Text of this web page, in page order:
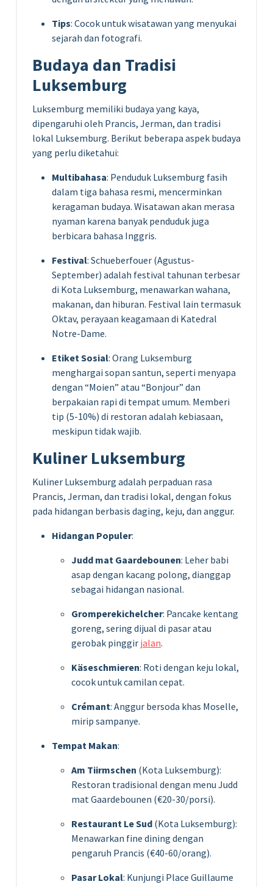
Tips: Cocok untuk wisatawan yang menyukai
sejarah dan fotografi.
Budaya dan Tradisi
Luksemburg
Luksemburg memiliki budaya yang kaya,
dipengaruhi oleh Prancis, Jerman, dan tradisi
lokal Luksemburg. Berikut beberapa aspek budaya
yang perlu diketahui:
Multibahasa: Penduduk Luksemburg fasih
dalam tiga bahasa resmi, mencerminkan
keragaman budaya. Wisatawan akan merasa
nyaman karena banyak penduduk juga
berbicara bahasa Inggris.
Festival: Schueberfouer (Agustus-
September) adalah festival tahunan terbesar
di Kota Luksemburg, menawarkan wahana,
makanan, dan hiburan. Festival lain termasuk
Oktav, perayaan keagamaan di Katedral
Notre-Dame.
Etiket Sosial: Orang Luksemburg
menghargai sopan santun, seperti menyapa
dengan “Moien” atau “Bonjour” dan
berpakaian rapi di tempat umum. Memberi
tip (5-10%) di restoran adalah kebiasaan,
meskipun tidak wajib.
Kuliner Luksemburg
Kuliner Luksemburg adalah perpaduan rasa
Prancis, Jerman, dan tradisi lokal, dengan fokus
pada hidangan berbasis daging, keju, dan anggur.
Hidangan Populer:
Judd mat Gaardebounen: Leher babi
asap dengan kacang polong, dianggap
sebagai hidangan nasional.
Gromperekichelcher: Pancake kentang
goreng, sering dijual di pasar atau
gerobak pinggir jalan.
Käseschmieren: Roti dengan keju lokal,
cocok untuk camilan cepat.
Crémant: Anggur bersoda khas Moselle,
mirip sampanye.
Tempat Makan:
Am Tiirmschen (Kota Luksemburg):
Restoran tradisional dengan menu Judd
mat Gaardebounen (€20-30/porsi).
Restaurant Le Sud (Kota Luksemburg):
Menawarkan fine dining dengan
pengaruh Prancis (€40-60/orang).
Pasar Lokal: Kunjungi Place Guillaume